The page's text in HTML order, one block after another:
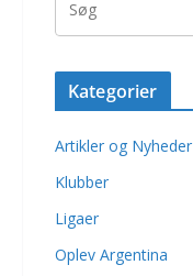
Kategorier
Artikler og Nyheder
Klubber
Ligaer
Oplev Argentina